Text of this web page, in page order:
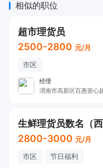
相似的职位
超市理货员
2500-2800 元/月
市区
经理
渭南市高新区百惠壹心
生鲜理货员数名（西
2800-3000 元/月
市区 节日福利